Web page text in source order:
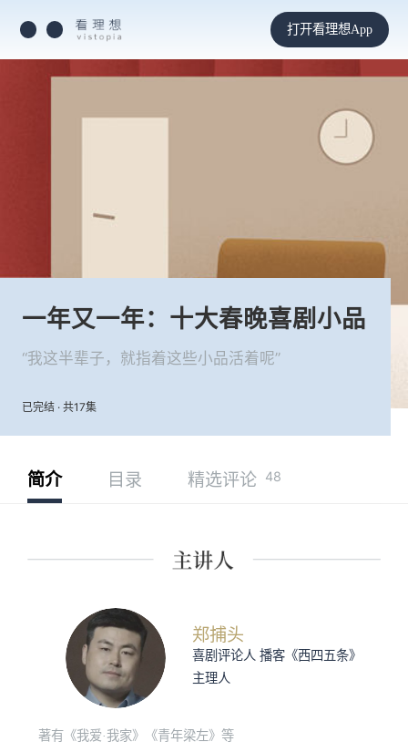
打开看理想App
一年又一年：十大春晚喜剧小品
“我这半辈子，就指着这些小品活着呢”
已完结 · 共17集
简介 目录 精选评论 48
郑捕头
喜剧评论人 播客《西四五条》
主理人
著有《我爱·我家》《青年梁左》等